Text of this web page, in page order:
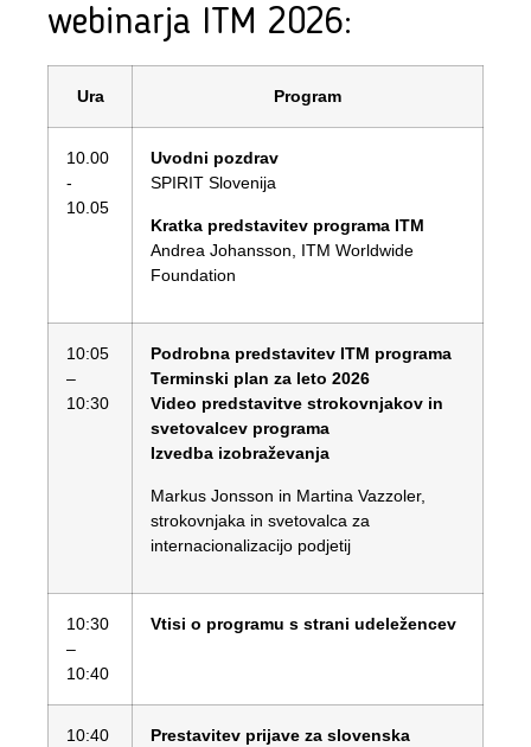
webinarja ITM 2026:
Ura Program
10.00
-
10.05
Uvodni pozdrav
SPIRIT Slovenija
Kratka predstavitev programa ITM
Andrea Johansson, ITM Worldwide
Foundation
10:05
–
10:30
Podrobna predstavitev ITM programa
Terminski plan za leto 2026
Video predstavitve strokovnjakov in
svetovalcev programa
Izvedba izobraževanja
Markus Jonsson in Martina Vazzoler,
strokovnjaka in svetovalca za
internacionalizacijo podjetij
10:30
–
10:40
Vtisi o programu s strani udeležencev
10:40
Prestavitev prijave za slovenska